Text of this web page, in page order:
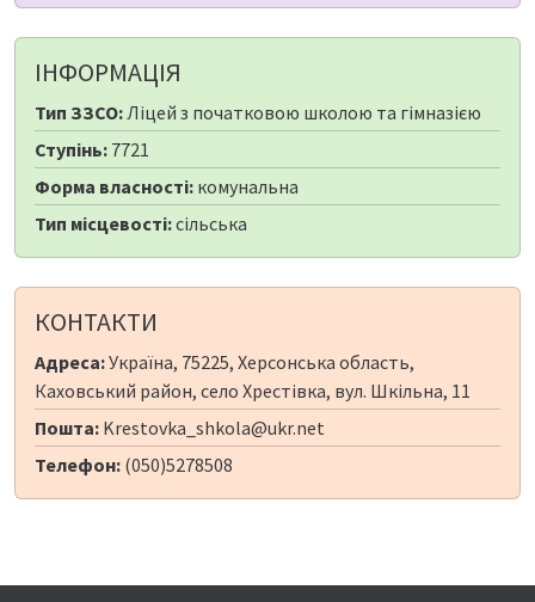
ІНФОРМАЦІЯ
Тип ЗЗСО:Ліцей з початковою школою та гімназією
Ступінь: 7721
Форма власності: комунальна
Тип місцевості:сільська
КОНТАКТИ
Адреса:Україна, 75225, Херсонська область,
Каховський район, село Хрестівка, вул. Шкільна, 11
Пошта: Krestovka_shkola@ukr.net
Телефон: (050)5278508